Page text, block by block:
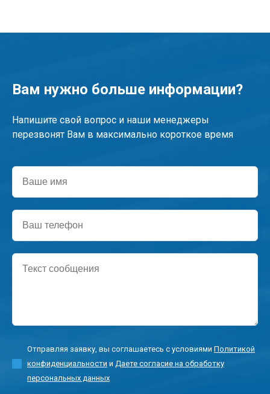
Вам нужно больше информации?
Напишите свой вопрос и наши менеджеры
перезвонят Вам в максимально короткое время
имя
телефон
сообщения
Отправляя заявку, вы соглашаетесь с условиями Политикой
конфиденциальности и Даете согласие на обработку
персональных данных